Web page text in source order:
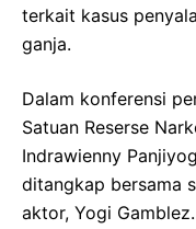
terkait kasus
ganja.
Dalam konferensi
Satuan Reserse
Indrawienny
ditangkap bersama
aktor, Yogi